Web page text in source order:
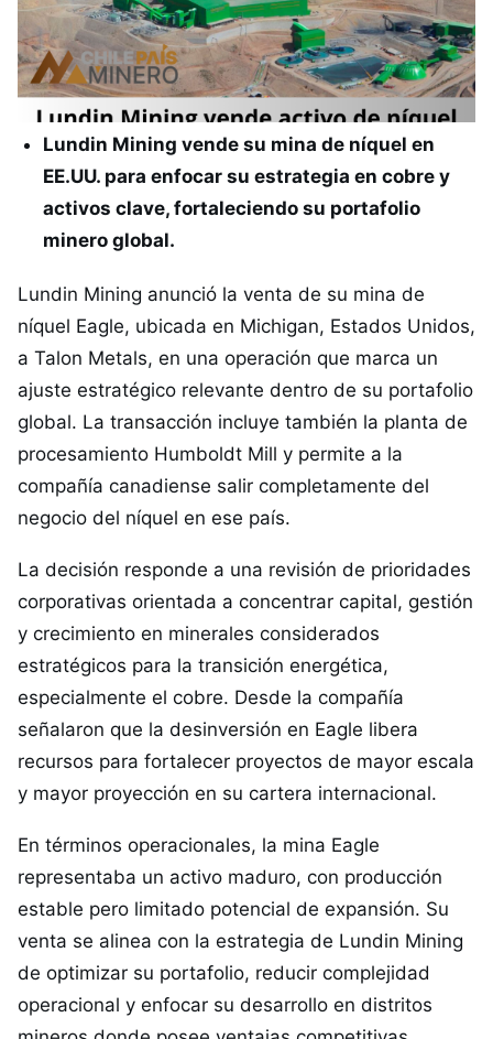
Lundin Mining vende su mina de níquel en
EE.UU. para enfocar su estrategia en cobre y
activos clave, fortaleciendo su portafolio
minero global.
Lundin Mining anunció la venta de su mina de
níquel Eagle, ubicada en Michigan, Estados Unidos,
a Talon Metals, en una operación que marca un
ajuste estratégico relevante dentro de su portafolio
global. La transacción incluye también la planta de
procesamiento Humboldt Mill y permite a la
compañía canadiense salir completamente del
negocio del níquel en ese país.
La decisión responde a una revisión de prioridades
corporativas orientada a concentrar capital, gestión
y crecimiento en minerales considerados
estratégicos para la transición energética,
especialmente el cobre. Desde la compañía
señalaron que la desinversión en Eagle libera
recursos para fortalecer proyectos de mayor escala
y mayor proyección en su cartera internacional.
En términos operacionales, la mina Eagle
representaba un activo maduro, con producción
estable pero limitado potencial de expansión. Su
venta se alinea con la estrategia de Lundin Mining
de optimizar su portafolio, reducir complejidad
operacional y enfocar su desarrollo en distritos